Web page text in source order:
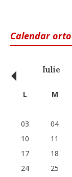
Calendar
Iulie
‹ L M
03
04
10
11
17
18
24
25